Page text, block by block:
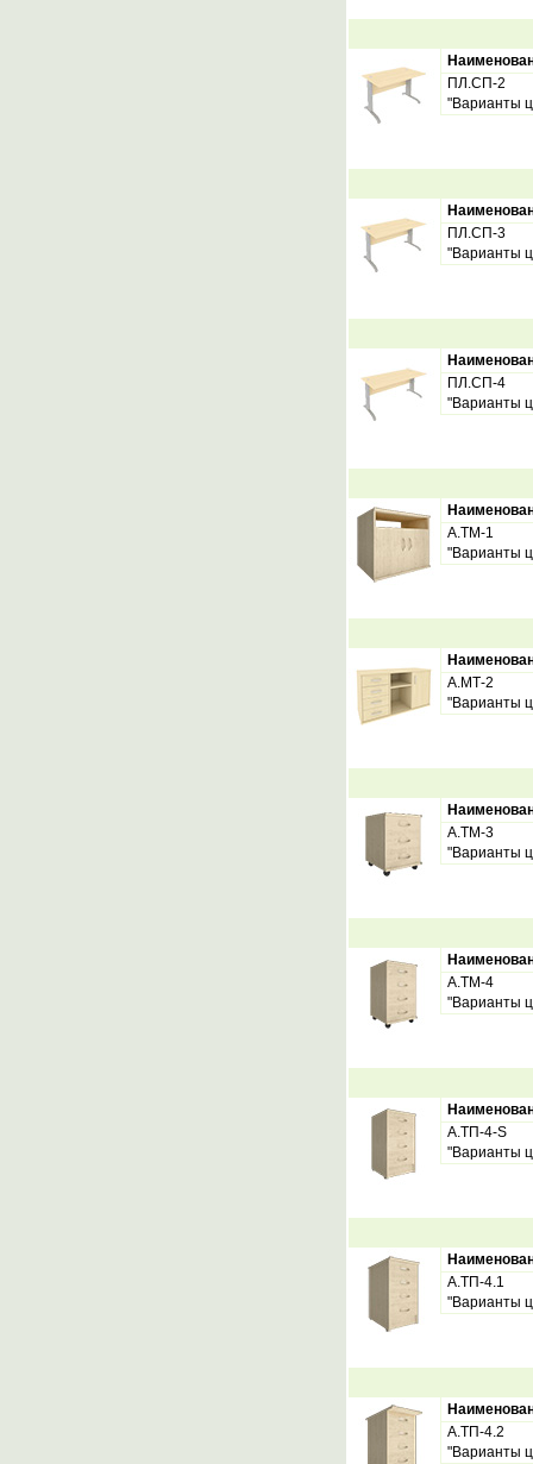
ПЛ.СП-2
"Варианты
ПЛ.СП-3
"Варианты
ПЛ.СП-4
"Варианты
А.ТМ-1
"Варианты
А.МТ-2
"Варианты
А.ТМ-3
"Варианты
А.ТМ-4
"Варианты
А.ТП-4-S
"Варианты
А.ТП-4.1
"Варианты
А.ТП-4.2
"Варианты